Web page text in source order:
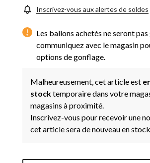
Inscrivez-vous aux alertes de soldes
Les ballons achetés ne seront
communiquez avec le magasin
options de gonflage.
Malheureusement, cet article est
stocktemporaire dans votre
magasins à proximité.
Inscrivez-vous pour recevoir une
cet article sera de nouveau en stock.